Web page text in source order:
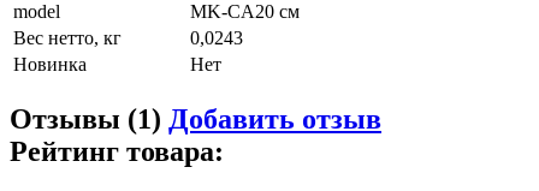
model
MK-CA20 см
Вес нетто, кг
0,0243
Новинка
Нет
Отзывы (1) Добавить отзыв
Рейтинг товара: